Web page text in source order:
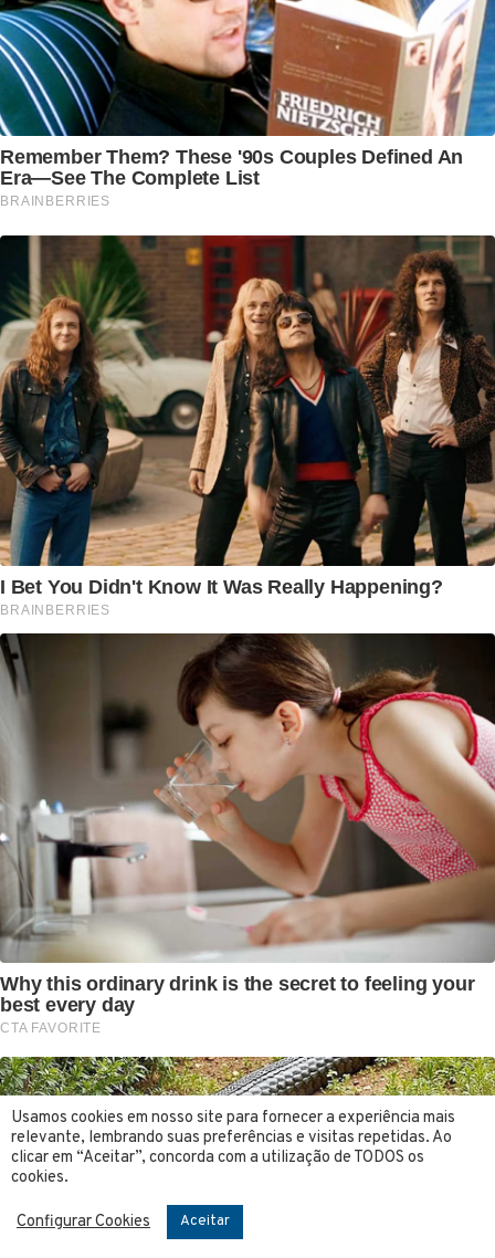
Usamos cookies em nosso site para fornecer a experiência mais
relevante, lembrando suas preferências e visitas repetidas. Ao
clicar em “Aceitar”, concorda com a utilização de TODOS os
cookies.
Configurar Cookies Aceitar